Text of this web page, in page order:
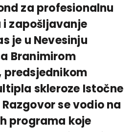
za profesionalnu
zapošljavanje
je u Nevesinju
Branimirom
predsjednikom
skleroze Istočne
se vodio na
programa koje